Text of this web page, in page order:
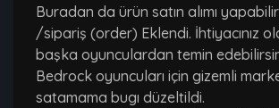
Buradan da ürün satın alımı
/sipariş (order) Eklendi. İhtiyacınız
başka oyunculardan temin
Bedrock oyuncuları için gizemli
satamama bugı düzeltildi.